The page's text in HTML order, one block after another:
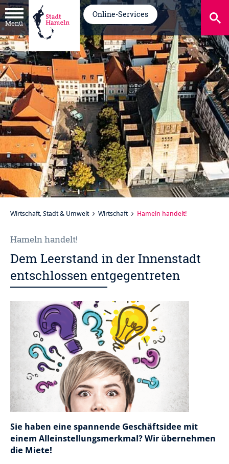
Menü
Online-Services
Wirtschaft, Stadt & Umwelt Wirtschaft Hameln handelt!
Hameln handelt!
Dem Leerstand in der Innenstadt
entschlossen entgegentreten
Sie haben eine spannende Geschäftsidee mit
einem Alleinstellungsmerkmal? Wir übernehmen
die Miete!